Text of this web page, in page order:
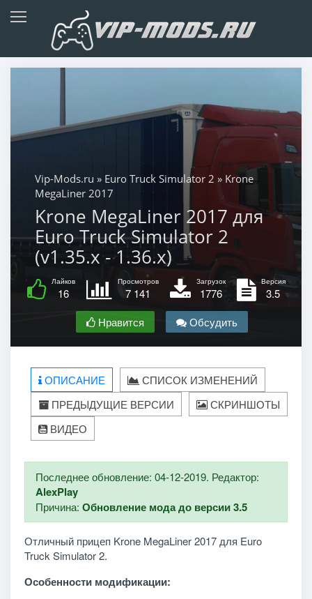
Vip-Mods.ru » Euro Truck Simulator 2 » Krone
MegaLiner 2017
Krone MegaLiner 2017 для
Euro Truck Simulator 2
(v1.35.x - 1.36.x)
Лайков
16
Просмотров
7 141
Загрузок
1776
Версия
3.5
Нравится
Обсудить
ОПИСАНИЕ
СПИСОК ИЗМЕНЕНИЙ
ПРЕДЫДУЩИЕ ВЕРСИИ
СКРИНШОТЫ
ВИДЕО
Последнее обновление: 04-12-2019. Редактор:
AlexPlay
Причина: Обновление мода до версии 3.5
Отличный прицеп Krone MegaLiner 2017 для Euro
Truck Simulator 2.
Особенности модификации: